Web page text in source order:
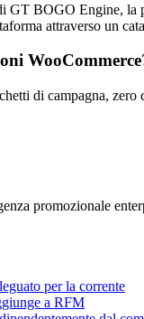
GT BOGO Engine,
attraverso un
di campagna, zero
promozionale
per la corrente
a RFM